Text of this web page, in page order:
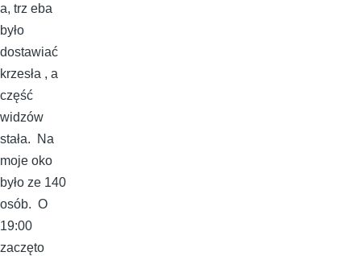
a, trz eba
było
dostawiać
krzesła , a
część
widzów
stała. Na
moje oko
było ze 140
osób. O
19:00
zaczęto